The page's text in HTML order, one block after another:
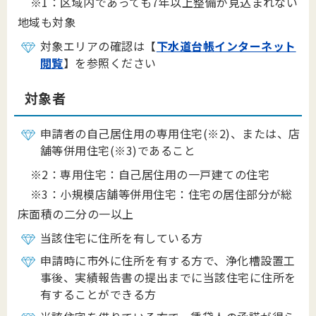
地域も対象
対象エリアの確認は【下水道台帳インターネット
閲覧】を参照ください
対象者
申請者の自己居住用の専用住宅(※2)、または、店
舗等併用住宅(※3)であること
※2：専用住宅：自己居住用の一戸建ての住宅
※3：小規模店舗等併用住宅：住宅の居住部分が総
床面積の二分の一以上
当該住宅に住所を有している方
申請時に市外に住所を有する方で、浄化槽設置工
事後、実績報告書の提出までに当該住宅に住所を
有することができる方